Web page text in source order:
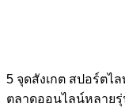
5 จุดสังเกต สปอร์ต
ตลาดออนไลน์หลาย